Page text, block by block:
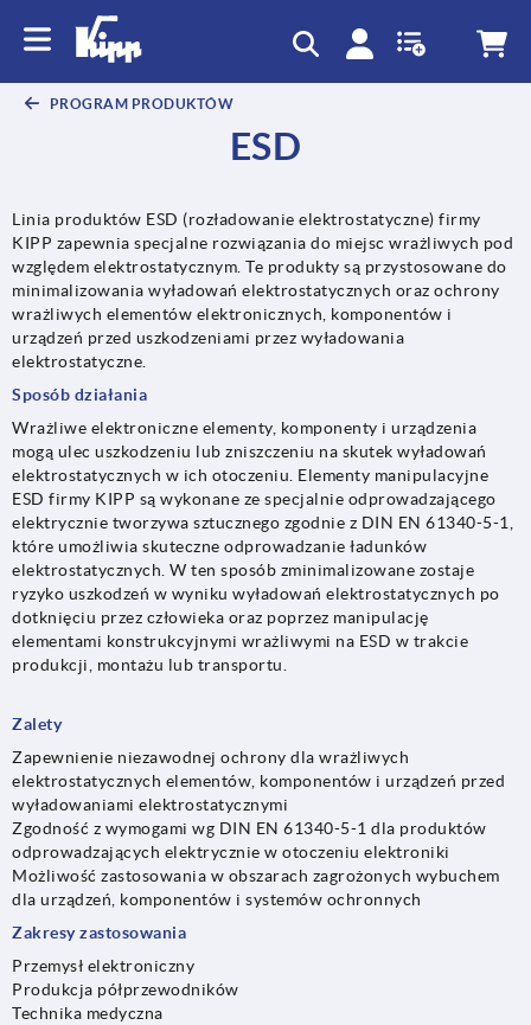
PROGRAM PRODUKTÓW
ESD
Linia produktów ESD (rozładowanie elektrostatyczne) firmy
KIPP zapewnia specjalne rozwiązania do miejsc wrażliwych pod
względem elektrostatycznym. Te produkty są przystosowane do
minimalizowania wyładowań elektrostatycznych oraz ochrony
wrażliwych elementów elektronicznych, komponentów i
urządzeń przed uszkodzeniami przez wyładowania
elektrostatyczne.
Sposób działania
Wrażliwe elektroniczne elementy, komponenty i urządzenia
mogą ulec uszkodzeniu lub zniszczeniu na skutek wyładowań
elektrostatycznych w ich otoczeniu. Elementy manipulacyjne
ESD firmy KIPP są wykonane ze specjalnie odprowadzającego
elektrycznie tworzywa sztucznego zgodnie z DIN EN 61340-5-1,
które umożliwia skuteczne odprowadzanie ładunków
elektrostatycznych. W ten sposób zminimalizowane zostaje
ryzyko uszkodzeń w wyniku wyładowań elektrostatycznych po
dotknięciu przez człowieka oraz poprzez manipulację
elementami konstrukcyjnymi wrażliwymi na ESD w trakcie
produkcji, montażu lub transportu.
Zalety
Zapewnienie niezawodnej ochrony dla wrażliwych
elektrostatycznych elementów, komponentów i urządzeń przed
wyładowaniami elektrostatycznymi
Zgodność z wymogami wg DIN EN 61340-5-1 dla produktów
odprowadzających elektrycznie w otoczeniu elektroniki
Możliwość zastosowania w obszarach zagrożonych wybuchem
dla urządzeń, komponentów i systemów ochronnych
Zakresy zastosowania
Przemysł elektroniczny
Produkcja półprzewodników
Technika medyczna